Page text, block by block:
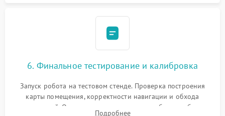
6. Финальное тестирование и калибровка
Запуск робота на тестовом стенде. Проверка построения
карты помещения, корректности навигации и обхода
препятствий. Оценка силы всасывания и работы турбины.
Подробнее